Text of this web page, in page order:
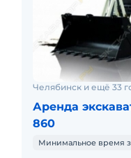
Челябинск и ещё 33
Аренда
860
Минимальное время